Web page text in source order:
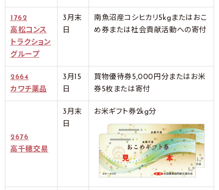
1762
高松コンス
トラクション
グループ
3月末
日
南魚沼産コシヒカリ5kgまたはおこ
め券または社会貢献活動への寄付
2664
カワチ薬品
3月15
日
買物優待券5,000円分またはお米
券5枚または寄付
2676
高千穂交易
3月末
日
お米ギフト券2kg分